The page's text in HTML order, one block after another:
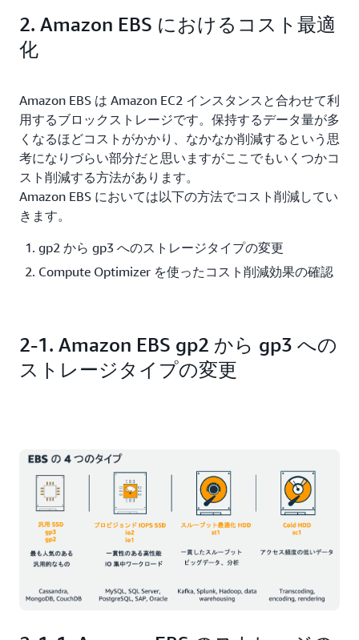
2. Amazon EBS におけるコスト最適
化
Amazon EBS は Amazon EC2 インスタンスと合わせて利
用するブロックストレージです。保持するデータ量が多
くなるほどコストがかかり、なかなか削減するという思
考になりづらい部分だと思いますがここでもいくつかコ
スト削減する方法があります。
Amazon EBS においては以下の方法でコスト削減してい
きます。
gp2 から gp3 へのストレージタイプの変更
Compute Optimizer を使ったコスト削減効果の確認
2-1. Amazon EBS gp2 から gp3 への
ストレージタイプの変更